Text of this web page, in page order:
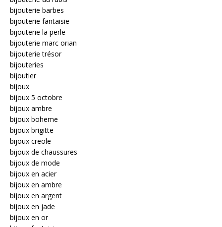
bijouterie barbes
bijouterie fantaisie
bijouterie la perle
bijouterie marc orian
bijouterie trésor
bijouteries
bijoutier
bijoux
bijoux 5 octobre
bijoux ambre
bijoux boheme
bijoux brigitte
bijoux creole
bijoux de chaussures
bijoux de mode
bijoux en acier
bijoux en ambre
bijoux en argent
bijoux en jade
bijoux en or